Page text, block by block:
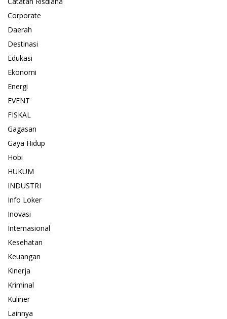
Corporate
Daerah
Destinasi
Edukasi
Ekonomi
Energi
EVENT
FISKAL
Gagasan
Gaya Hidup
Hobi
HUKUM
INDUSTRI
Info Loker
Inovasi
Internasional
Kesehatan
Keuangan
Kinerja
Kriminal
Kuliner
Lainnya